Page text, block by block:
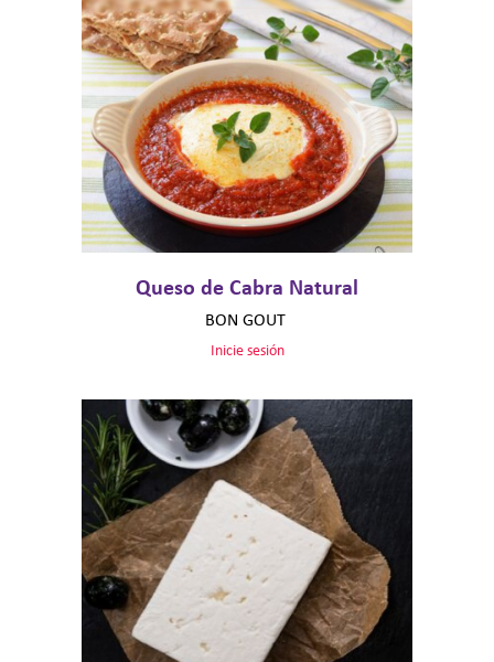
Queso de Cabra Natural
BON GOUT
Inicie sesión